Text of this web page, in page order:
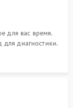
для вас время.
для диагностики.